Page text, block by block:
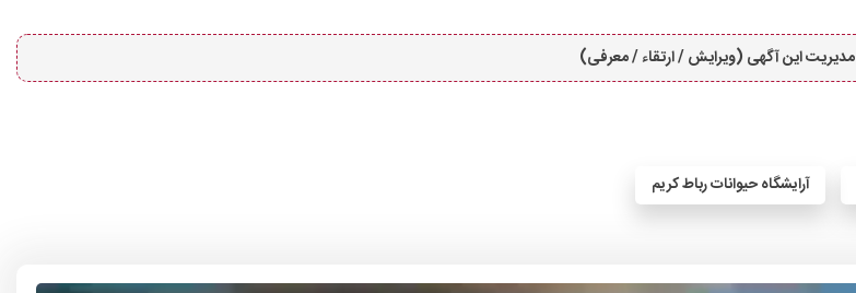
مدیریت این آگهی (ویرایش / ارتقاء / معرفی)
آرایشگاه حیوانات رباط کریم